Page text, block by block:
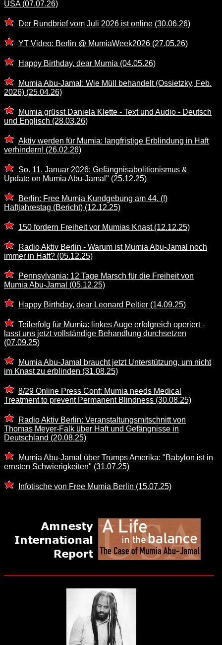
USA (07.07.26)
Der Rundbrief vom Juli 2026 ist online (30.06.26)
YT Video: Berlin @ MumiaWeek2026 (27.05.26)
Happy Birthday, dear Mumia (04.05.26)
Mumia Abu-Jamal: Wie Müll behandelt (Ossietzky, Feb.
2026) (25.04.26)
Mumia grüsst Daniela Klette - Text und Audio - Deutsch
und Englisch (28.03.26)
Aktiv werden für Mumia: langfristige Erblindung in Haft
verhindern! (26.02.26)
So. 11. Januar 2026: Gefängnisabolitionismus &
Update on Mumia Abu-Jamal" (25.12.25)
Berlin: Free Mumia Kundgebung am 44. (!)
Haftjahrestag (Bericht) (12.12.25)
150 fordern Freiheit vor Mumias Knast (12.12.25)
Radio Aktiv Berlin - Warum ist Mumia Abu-Jamal noch
immer in Haft? (05.12.25)
Pennsylvania: 12 Tage Marsch für die Freiheit von
Mumia Abu-Jamal (05.12.25)
Happy Birthday, dear Leonard Peltier (14.09.25)
Teilerfolg für Mumia: linkes Auge erfolgreich operiert -
lasst uns jetzt vollständige Behandlung durchsetzen
(07.09.25)
Mumia Abu-Jamal braucht jetzt Unterstützung, um nicht
im Knast zu erblinden (31.08.25)
8/29 Online Press Conf: Mumia needs Medical
Treatment to prevent Permanent Blindness (30.08.25)
Radio Aktiv Berlin: Veranstaltungsmitschnitt von
Thomas Meyer-Falk über Haft und Gefängnisse in
Deutschland (20.08.25)
Mumia Abu-Jamal über Trumps Amerika: "Babylon ist in
ernsten Schwierigkeiten" (31.07.25)
Infotische von Free Mumia Berlin (15.07.25)